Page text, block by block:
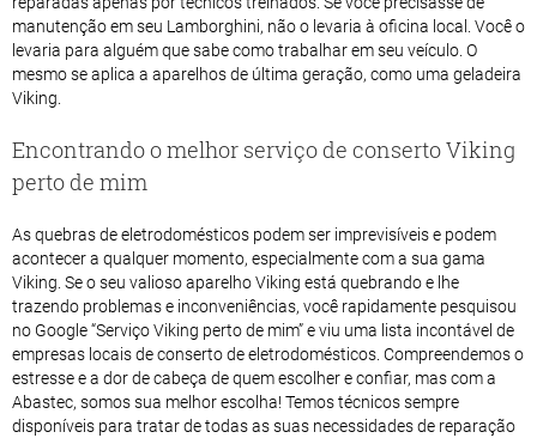
manutenção em seu Lamborghini, não o levaria à oficina local. Você o
levaria para alguém que sabe como trabalhar em seu veículo. O
mesmo se aplica a aparelhos de última geração, como uma geladeira
Viking.
Encontrando o melhor serviço de conserto Viking
perto de mim
As quebras de eletrodomésticos podem ser imprevisíveis e podem
acontecer a qualquer momento, especialmente com a sua gama
Viking. Se o seu valioso aparelho Viking está quebrando e lhe
trazendo problemas e inconveniências, você rapidamente pesquisou
no Google “Serviço Viking perto de mim” e viu uma lista incontável de
empresas locais de conserto de eletrodomésticos. Compreendemos o
estresse e a dor de cabeça de quem escolher e confiar, mas com a
Abastec, somos sua melhor escolha! Temos técnicos sempre
disponíveis para tratar de todas as suas necessidades de reparação